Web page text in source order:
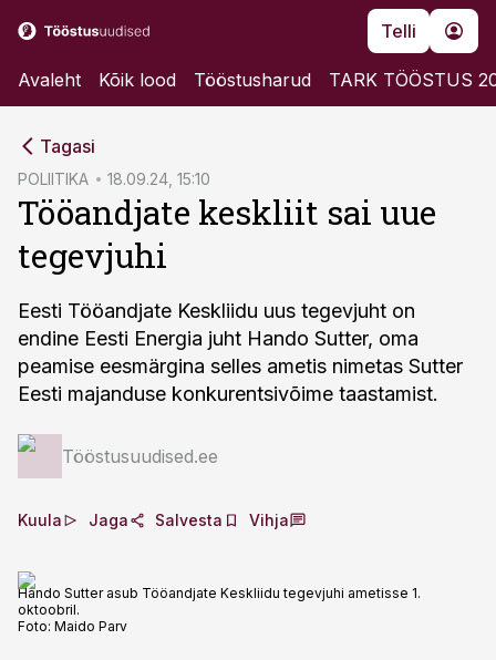
Telli
Avaleht Kõik lood Tööstusharud TARK TÖÖSTUS
Tagasi
POLIITIKA 18.09.24, 15:10
Tööandjate keskliit sai uue
tegevjuhi
Eesti Tööandjate Keskliidu uus tegevjuht on
endine Eesti Energia juht Hando Sutter, oma
peamise eesmärgina selles ametis nimetas Sutter
Eesti majanduse konkurentsivõime taastamist.
Tööstusuudised.ee
Kuula Jaga Salvesta Vihja
Hando Sutter asub Tööandjate Keskliidu tegevjuhi ametisse 1.
oktoobril.
Foto: Maido Parv